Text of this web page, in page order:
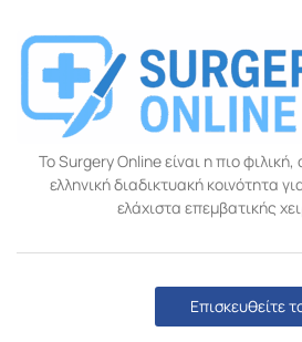
Το Surgery Online είναι η πιο φιλική,
ελληνική διαδικτυακή κοινότητα
ελάχιστα επεμβατικής
Επισκευθείτε